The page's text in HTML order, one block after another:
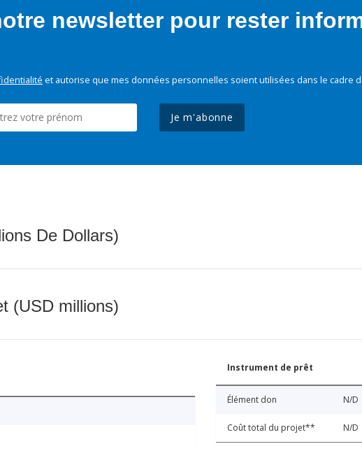
newsletter pour rester
et autorise que mes données personnelles soient utilisées dans le cadre
Je m'abonne
De Dollars)
(USD millions)
Instrument de prêt
Élément don N/D
Coût total du projet** N/D